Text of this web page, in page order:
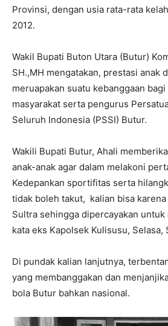
Provinsi, dengan usia rata-rata
2012.
Wakil Bupati Buton Utara (Butur)
SH.,MH mengatakan, prestasi anak
meruapakan suatu kebanggaan
masyarakat serta pengurus
Seluruh Indonesia (PSSI) Butur.
Wakili Bupati Butur, Ahali
anak-anak agar dalam melakoni
Kedepankan sportifitas serta
tidak boleh takut, kalian bisa
Sultra sehingga dipercayakan untuk
kata eks Kapolsek Kulisusu,
Di pundak kalian lanjutnya,
yang membanggakan dan
bola Butur bahkan nasional.